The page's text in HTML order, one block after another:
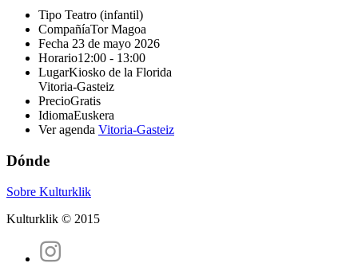
Tipo Teatro (infantil)
CompañíaTor Magoa
Fecha 23 de mayo 2026
Horario12:00 - 13:00
LugarKiosko de la Florida
Vitoria-Gasteiz
PrecioGratis
IdiomaEuskera
Ver agenda Vitoria-Gasteiz
Dónde
Sobre Kulturklik
Kulturklik © 2015